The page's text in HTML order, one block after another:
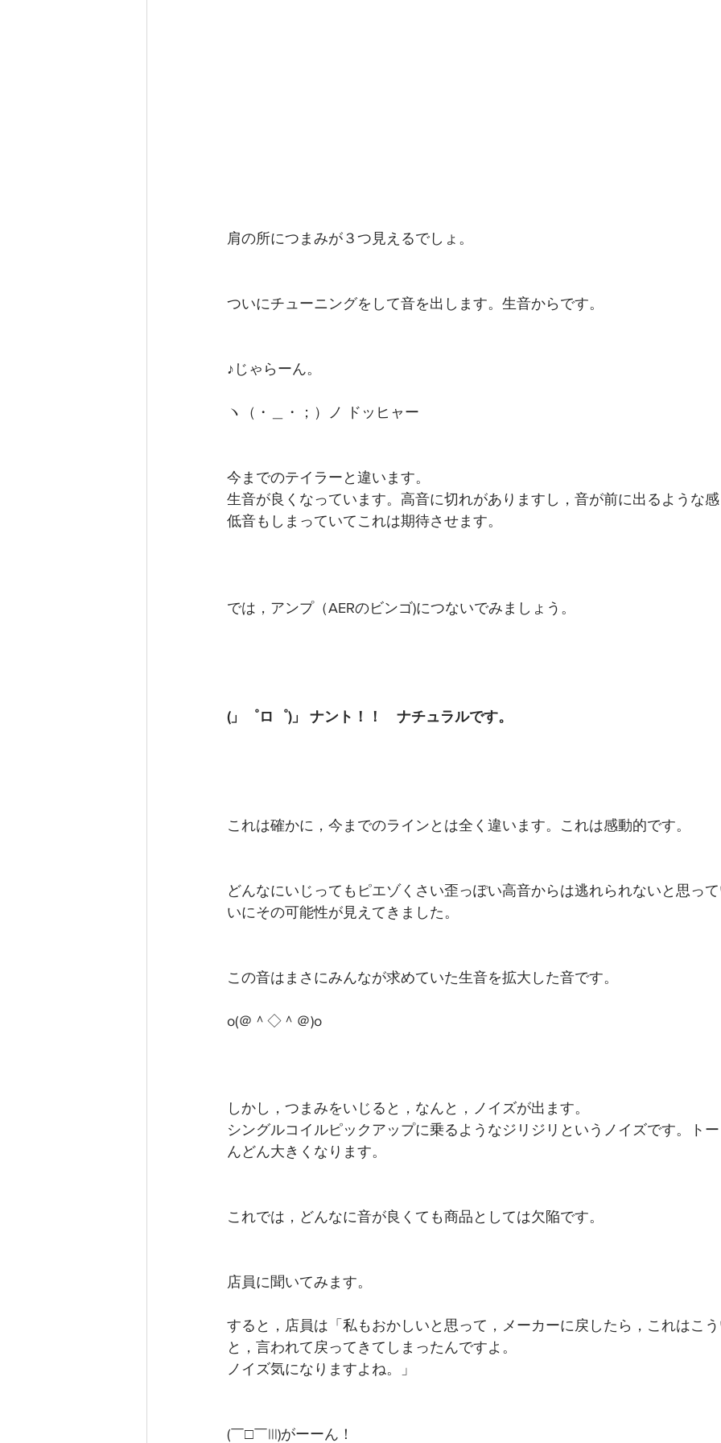
肩の所につまみが３つ見えるでしょ。
ついにチューニングをして音を出します。生音からです。
♪じゃらーん。
ヽ（・＿・；）ノ ドッヒャー
今までのテイラーと違います。
生音が良くなっています。高音に切れがありますし，音が前に出るような
低音もしまっていてこれは期待させます。
では，アンプ（AERのビンゴ)につないでみましょう。
(」゜ロ゜)」 ナント！！　ナチュラルです。
これは確かに，今までのラインとは全く違います。これは感動的です。
どんなにいじってもピエゾくさい歪っぽい高音からは逃れられないと思っ
いにその可能性が見えてきました。
この音はまさにみんなが求めていた生音を拡大した音です。
o(＠＾◇＾＠)o
しかし，つまみをいじると，なんと，ノイズが出ます。
シングルコイルピックアップに乗るようなジリジリというノイズです。ト
んどん大きくなります。
これでは，どんなに音が良くても商品としては欠陥です。
店員に聞いてみます。
すると，店員は「私もおかしいと思って，メーカーに戻したら，これはこ
と，言われて戻ってきてしまったんですよ。
ノイズ気になりますよね。」
(￣□￣|||)がーーん！